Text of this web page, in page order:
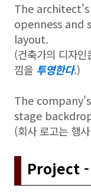
The
openness and
layout.
(건축가의 디자
낌을 투영한다.)
The
stage
(회사 로고는 행
Project -